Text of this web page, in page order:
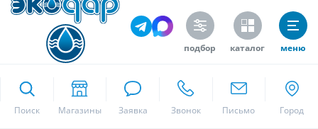
подбор каталог меню
Поиск